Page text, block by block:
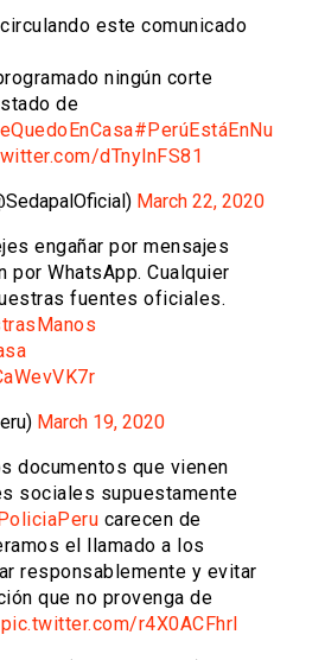
este comunicado
ningún corte
de
#PerúEstáEnNu
dTnylnFS81
March 22, 2020
engañar por mensajes
por WhatsApp. Cualquier
fuentes oficiales.
March 19, 2020
documentos que vienen
sociales supuestamente
carecen de
el llamado a los
responsablemente y evitar
que no provenga de
pic.twitter.com/r4X0ACFhrl